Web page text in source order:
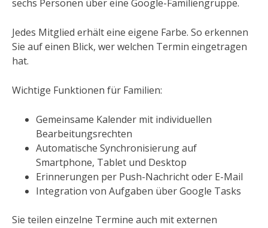
sechs Personen über eine Google-Familiengruppe.
Jedes Mitglied erhält eine eigene Farbe. So erkennen
Sie auf einen Blick, wer welchen Termin eingetragen
hat.
Wichtige Funktionen für Familien:
Gemeinsame Kalender mit individuellen
Bearbeitungsrechten
Automatische Synchronisierung auf
Smartphone, Tablet und Desktop
Erinnerungen per Push-Nachricht oder E-Mail
Integration von Aufgaben über Google Tasks
Sie teilen einzelne Termine auch mit externen